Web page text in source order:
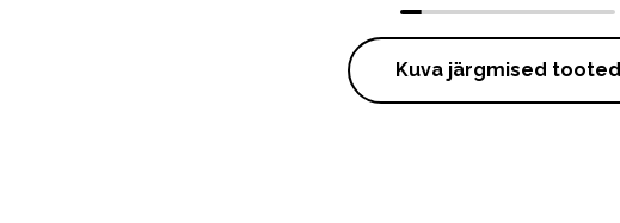
Kuva järgmised tooted